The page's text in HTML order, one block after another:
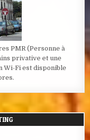
PMR (Personne à
privative et une
Wi-Fi est disponible